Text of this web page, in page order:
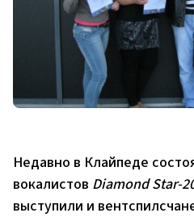
Недавно в Клайпеде
вокалистов Diamond Star-
выступили и